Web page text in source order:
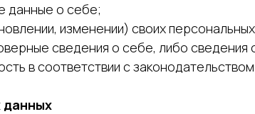
данные о себе;
изменении) своих
сведения о себе, либо сведения
в соответствии с
данных